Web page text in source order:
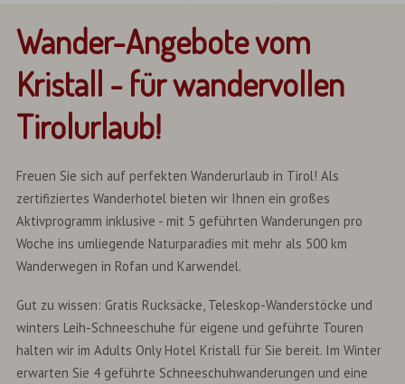
Wander-Angebote vom
Kristall - für wandervollen
Tirolurlaub!
Freuen Sie sich auf perfekten Wanderurlaub in Tirol! Als
zertifiziertes Wanderhotel bieten wir Ihnen ein großes
Aktivprogramm inklusive - mit 5 geführten Wanderungen pro
Woche ins umliegende Naturparadies mit mehr als 500 km
Wanderwegen in Rofan und Karwendel.
Gut zu wissen: Gratis Rucksäcke, Teleskop-Wanderstöcke und
winters Leih-Schneeschuhe für eigene und geführte Touren
halten wir im Adults Only Hotel Kristall für Sie bereit. Im Winter
erwarten Sie 4 geführte Schneeschuhwanderungen und eine